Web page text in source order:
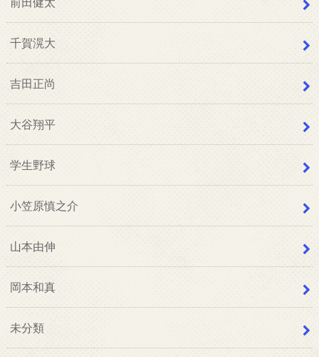
千賀滉大
吉田正尚
大谷翔平
学生野球
小笠原慎之介
山本由伸
岡本和真
未分類